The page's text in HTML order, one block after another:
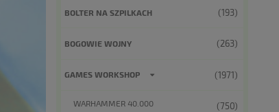
BOLTER NA SZPILKACH (193)
BOGOWIE WOJNY (263)
GAMES WORKSHOP (1971)
WARHAMMER 40.000 (750)